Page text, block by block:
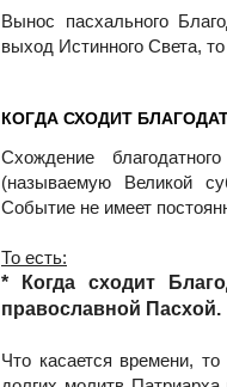
Вынос пасхального
выход Истинного Света,
КОГДА СХОДИТ
Схождение
(называемую Великой
Событие не имеет
То есть:
* Когда сходит
православной Пасхой.
Что касается времени,